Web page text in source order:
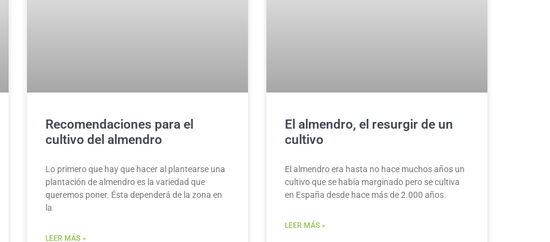
Recomendaciones para el
cultivo del almendro
Lo primero que hay que hacer al plantearse una
plantación de almendro es la variedad que
queremos poner. Ésta dependerá de la zona en
la
LEER MÁS »
El almendro, el resurgir de un
cultivo
El almendro era hasta no hace muchos años un
cultivo que se había marginado pero se cultiva
en España desde hace más de 2.000 años.
LEER MÁS »